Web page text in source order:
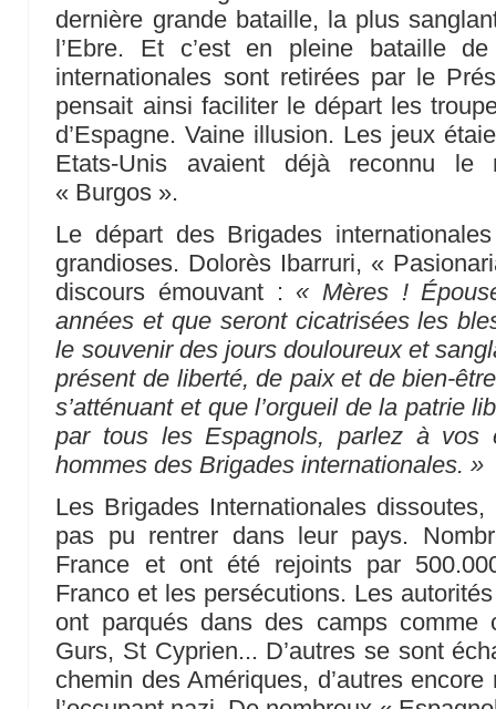
dernière grande bataille, la plus
l’Ebre. Et c’est en pleine bataille
internationales sont retirées par le
pensait ainsi faciliter le départ les
d’Espagne. Vaine illusion. Les jeux
Etats-Unis avaient déjà reconnu le
« Burgos ».
Le départ des Brigades
grandioses. Dolorès Ibarruri, «
discours émouvant : « Mères !
années et que seront cicatrisées les
le souvenir des jours douloureux et
présent de liberté, de paix et de bien-
s’atténuant et que l’orgueil de la patrie
par tous les Espagnols, parlez à vos
hommes des Brigades internationales. »
Les Brigades Internationales dissoutes,
pas pu rentrer dans leur pays.
France et ont été rejoints par
Franco et les persécutions. Les
ont parqués dans des camps comme
Gurs, St Cyprien... D’autres se sont
chemin des Amériques, d’autres